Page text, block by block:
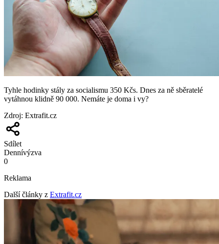
Tyhle hodinky stály za socialismu 350 Kčs. Dnes za ně sběratelé
vytáhnou klidně 90 000. Nemáte je doma i vy?
Zdroj: Extrafit.cz
Sdílet
Dennívýzva
0
Reklama
Další články z Extrafit.cz